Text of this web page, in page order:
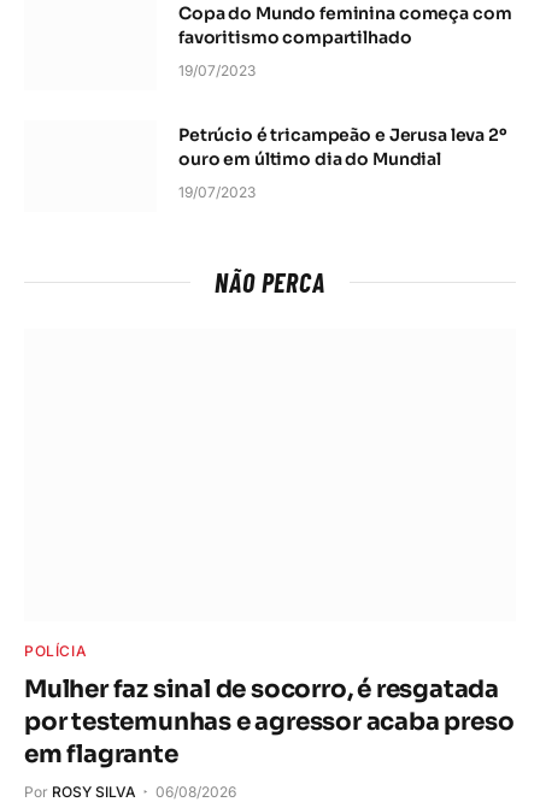
Copa do Mundo feminina começa com
favoritismo compartilhado
19/07/2023
Petrúcio é tricampeão e Jerusa leva 2º
ouro em último dia do Mundial
19/07/2023
NÃO PERCA
POLÍCIA
Mulher faz sinal de socorro, é resgatada
por testemunhas e agressor acaba preso
em flagrante
Por ROSY SILVA 06/08/2026